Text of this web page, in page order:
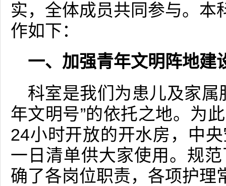
实，全体成员共同参与。本
作如下：
一、加强青年文明阵地建
科室是我们为患儿及家属
年文明号”的依托之地。为
24小时开放的开水房，中
一日清单供大家使用。规
确了各岗位职责，各项护理